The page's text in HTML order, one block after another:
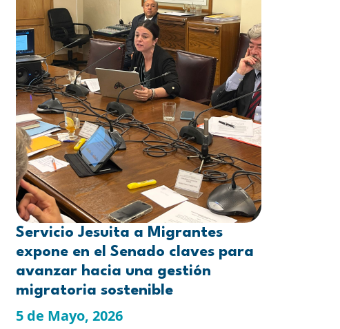
Servicio Jesuita a Migrantes
expone en el Senado claves para
avanzar hacia una gestión
migratoria sostenible
5 de Mayo, 2026